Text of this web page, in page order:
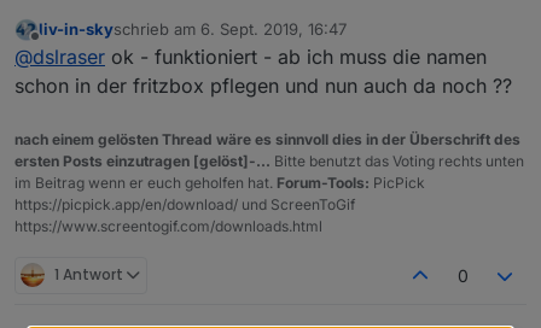
Offline
liv-in-skyschrieb am 6. Sept. 2019, 16:47
zuletzt editiert von
@dslraser ok - funktioniert - ab ich muss die namen
schon in der fritzbox pflegen und nun auch da noch ??
nach einem gelösten Thread wäre es sinnvoll dies in der Überschrift des
ersten Posts einzutragen [gelöst]-... Bitte benutzt das Voting rechts unten
im Beitrag wenn er euch geholfen hat. Forum-Tools: PicPick
https://picpick.app/en/download/ und ScreenToGif
https://www.screentogif.com/downloads.html
1 Antwort 0